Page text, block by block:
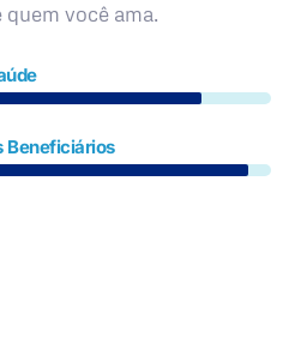
quem você ama.
Beneficiários